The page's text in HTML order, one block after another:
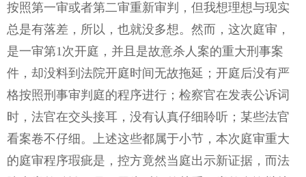
按照第一审或者第二审重新审判，但我想理想与现实
总是有落差，所以，也就没多想。然而，这次庭审，
是一审第1次开庭，并且是故意杀人案的重大刑事案
件，却没料到法院开庭时间无故拖延；开庭后没有严
格按照刑事审判庭的程序进行；检察官在发表公诉词
时，法官在交头接耳，没有认真仔细聆听；某些法官
看案卷不仔细。上述这些都属于小节，本次庭审重大
的庭审程序瑕疵是，控方竟然当庭出示新证据，而法